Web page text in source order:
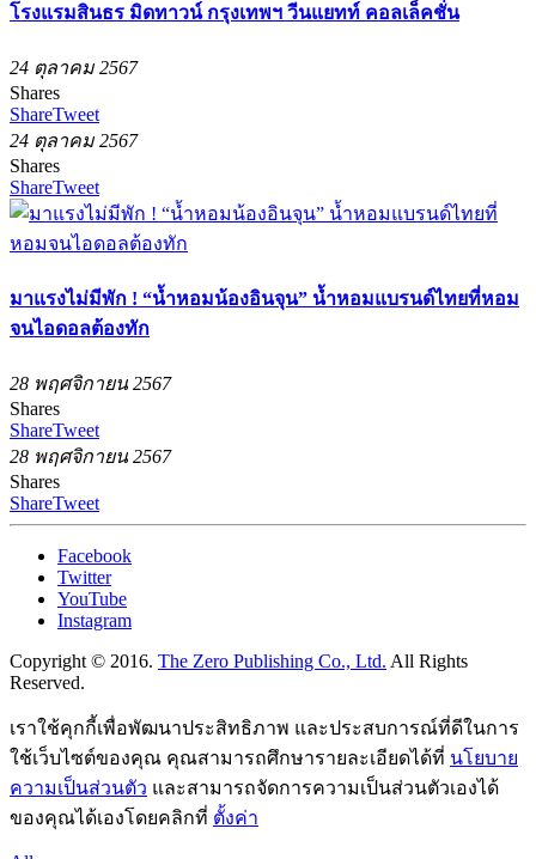
โรงแรมสินธร มิดทาวน์ กรุงเทพฯ วีนแยทท์ คอลเล็คชั่น
24 ตุลาคม 2567
Shares
ShareTweet
24 ตุลาคม 2567
Shares
ShareTweet
มาแรงไม่มีพัก ! “น้ำหอมน้องอินจุน” น้ำหอมแบรนด์ไทยที่หอม
จนไอดอลต้องทัก
28 พฤศจิกายน 2567
Shares
ShareTweet
28 พฤศจิกายน 2567
Shares
ShareTweet
Facebook
Twitter
YouTube
Instagram
Copyright © 2016. The Zero Publishing Co., Ltd. All Rights
Reserved.
เราใช้คุกกี้เพื่อพัฒนาประสิทธิภาพ และประสบการณ์ที่ดีในการ
ใช้เว็บไซต์ของคุณ คุณสามารถศึกษารายละเอียดได้ที่ นโยบาย
ความเป็นส่วนตัว และสามารถจัดการความเป็นส่วนตัวเองได้
ของคุณได้เองโดยคลิกที่ ตั้งค่า